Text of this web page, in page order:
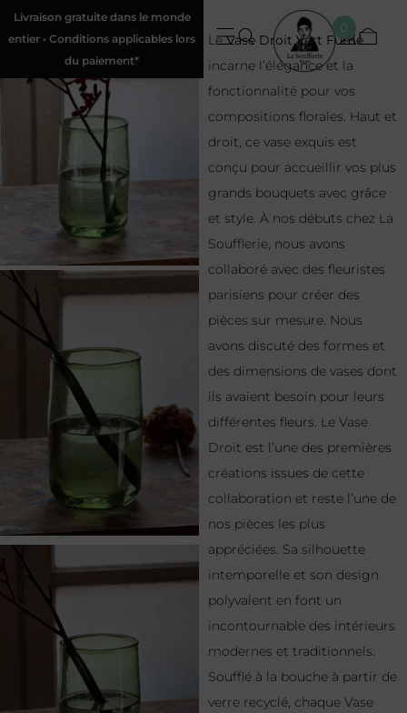
Livraison gratuite dans le monde
entier • Conditions applicables lors
du paiement*
0
LeVase Droit Vert Fumé
incarne l’élégance et la
fonctionnalité pour vos
compositions florales. Haut et
droit, ce vase exquis est
conçu pour accueillir vos plus
grands bouquets avec grâce
et style. À nos débuts chez La
Soufflerie, nous avons
collaboré avec des fleuristes
parisiens pour créer des
pièces sur mesure. Nous
avons discuté des formes et
des dimensions de vases dont
ils avaient besoin pour leurs
différentes fleurs. Le Vase
Droit est l’une des premières
créations issues de cette
collaboration et reste l’une de
nos pièces les plus
appréciées. Sa silhouette
intemporelle et son design
polyvalent en font un
incontournable des intérieurs
modernes et traditionnels.
Soufflé à la bouche à partir de
verre recyclé, chaque Vase